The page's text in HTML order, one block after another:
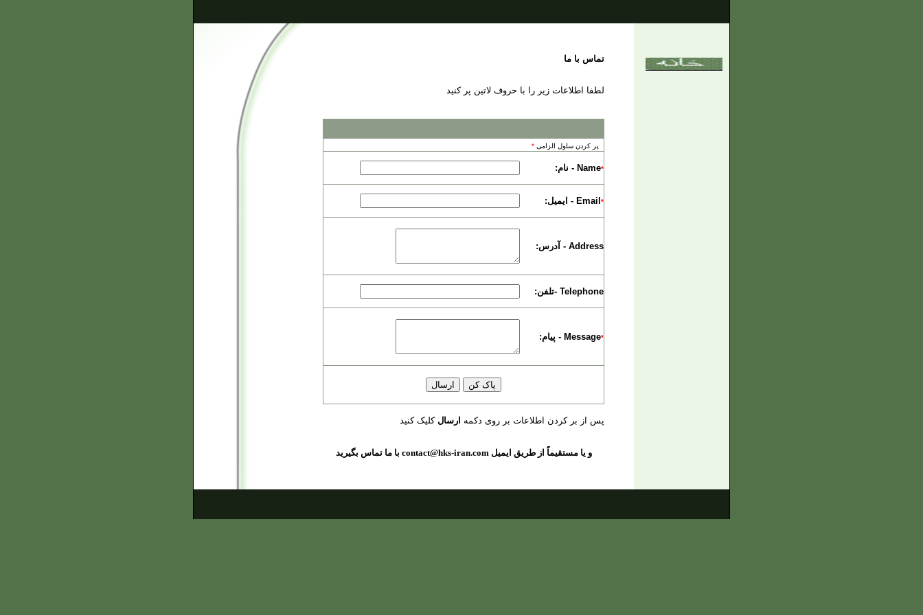
تماس با ما
لطفا اطلاعات زیر را با حروف لاتین پر کنید
* پر کردن سلول الزامی
*Name - نام:
* Email - ایمیل:
Address - آدرس:
Telephone -تلفن:
*Message - پیام:
پس از بر کردن اطلاعات بر روی دکمه ارسال کلیک کنید
و یا مستقیماً از طریق ایمیل contact@hks-iran.com با ما تماس بگیرید